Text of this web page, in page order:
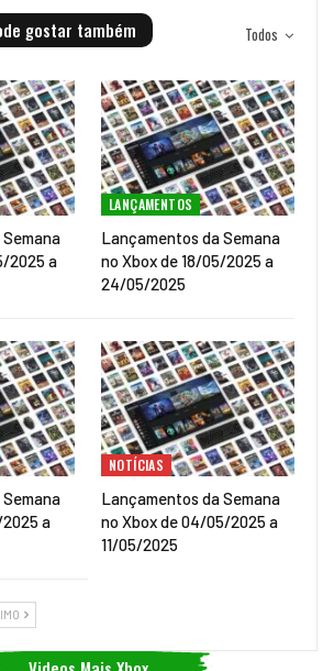
Todos
gostar também
2025 a
LANÇAMENTOS
Lançamentos da Semana
no Xbox de 18/05/2025 a
24/05/2025
2025 a
NOTÍCIAS
Lançamentos da Semana
no Xbox de 04/05/2025 a
11/05/2025